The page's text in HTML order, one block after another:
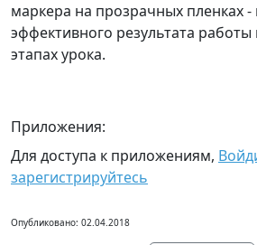
маркера на прозрачных пленках -
эффективного результата
этапах урока.
Приложения:
Для доступа к приложениям,
зарегистрируйтесь
Опубликовано: 02.04.2018